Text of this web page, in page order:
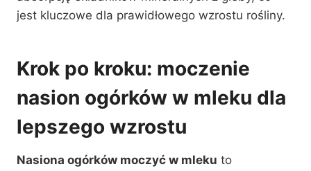
jest kluczowe dla prawidłowego wzrostu rośliny.
Krok po kroku: moczenie
nasion ogórków w mleku dla
lepszego wzrostu
Nasiona ogórków moczyć w mleku to